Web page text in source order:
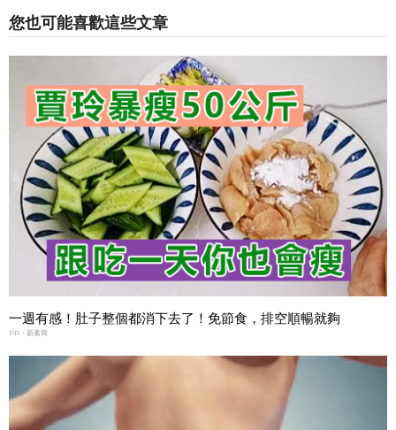
您也可能喜歡這些文章
一週有感！肚子整個都消下去了！免節食，排空順暢就夠
PR・新素簡